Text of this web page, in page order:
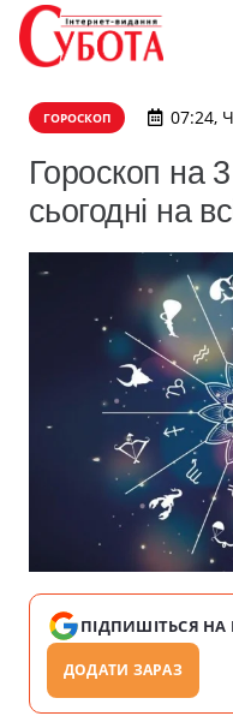
ГОРОСКОП 07:24,
Гороскоп на
сьогодні на
ПІДПИШІТЬСЯ НА
ДОДАТИ ЗАРАЗ